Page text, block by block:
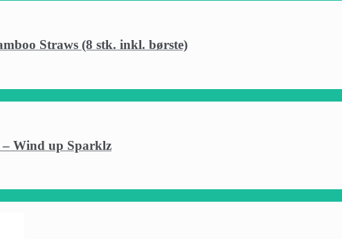
Straws (8 stk. inkl. børste)
Wind up Sparklz